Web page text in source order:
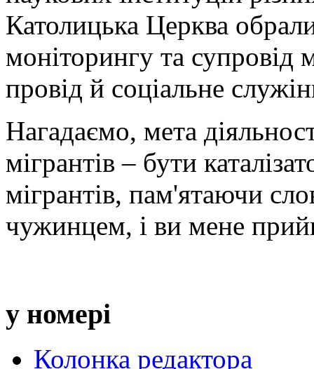
Католицька Церква
моніторингу та супровід
провід й соціальне
Нагадаємо, мета
мігрантів – бути
мігрантів, пам'ятаючи
чужинцем, і ви мене
у номері
Колонка редактора